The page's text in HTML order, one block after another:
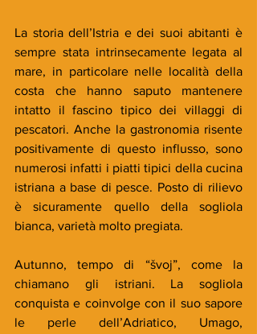
La storia dell’Istria e dei suoi abitanti è
sempre stata intrinsecamente legata al
mare, in particolare nelle località della
costa che hanno saputo mantenere
intatto il fascino tipico dei villaggi di
pescatori. Anche la gastronomia risente
positivamente di questo influsso, sono
numerosi infatti i piatti tipici della cucina
istriana a base di pesce. Posto di rilievo
è sicuramente quello della sogliola
bianca, varietà molto pregiata.
Autunno, tempo di “švoj”, come la
chiamano gli istriani. La sogliola
conquista e coinvolge con il suo sapore
le perle dell’Adriatico, Umago,